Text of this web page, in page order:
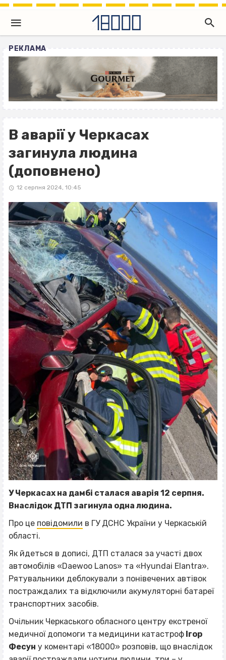
РЕКЛАМА
В аварії у Черкасах
загинула людина
(доповнено)
12 серпня 2024, 10:45
У Черкасах на дамбі сталася аварія 12 серпня.
Внаслідок ДТП загинула одна людина.
Про це повідомили в ГУ ДСНС України у Черкаській
області.
Як йдеться в дописі, ДТП сталася за участі двох
автомобілів «Daewoo Lanos» та «Hyundai Elantra».
Рятувальники деблокували з понівечених автівок
постраждалих та відключили акумуляторні батареї
транспортних засобів.
Очільник Черкаського обласного центру екстреної
медичної допомоги та медицини катастроф Ігор
Фесун у коментарі «18000» розповів, що внаслідок